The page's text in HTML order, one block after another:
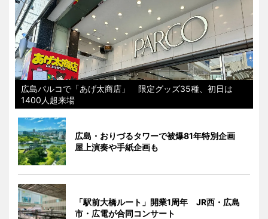
広島パルコで「あげ太商店」 限定グッズ35種、初日は
1400人超来場
広島・おりづるタワーで被爆81年特別企画
屋上演奏や手紙企画も
「駅前大橋ルート」開業1周年 JR西・広島
市・広電が合同コンサート